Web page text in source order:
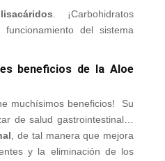
. ¡Carbohidratos
del sistema
beneficios de la Aloe
muchísimos beneficios! Su
de salud gastrointestinal…
, de tal manera que mejora
y la eliminación de los